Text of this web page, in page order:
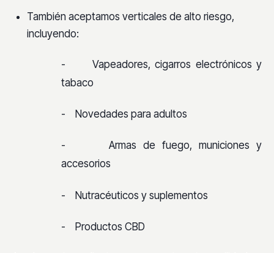
También aceptamos verticales de alto riesgo,
incluyendo:
-
Vapeadores, cigarros electrónicos y
tabaco
- Novedades para adultos
-
Armas de fuego, municiones y
accesorios
- Nutracéuticos y suplementos
- Productos CBD